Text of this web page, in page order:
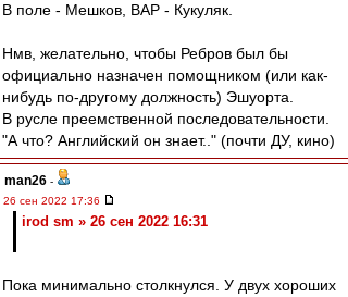
В поле - Мешков, ВАР - Кукуляк.
Нмв, желательно, чтобы Ребров был бы
официально назначен помощником (или как-
нибудь по-другому должность) Эшуорта.
В русле преемственной последовательности.
"А что? Английский он знает.." (почти ДУ, кино)
man26 -
26 сен 2022 17:36
irod sm » 26 сен 2022 16:31
Пока минимально столкнулся. У двух хороших